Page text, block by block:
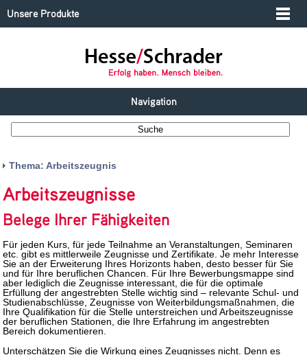
Unsere Produkte
Navigation
Thema: Arbeitszeugnis
Arbeitszeugnisse
Belege Ihrer Fähigkeiten
Für jeden Kurs, für jede Teilnahme an Veranstaltungen, Seminaren
etc. gibt es mittlerweile Zeugnisse und Zertifikate. Je mehr Interesse
Sie an der Erweiterung Ihres Horizonts haben, desto besser für Sie
und für Ihre beruflichen Chancen. Für Ihre Bewerbungsmappe sind
aber lediglich die Zeugnisse interessant, die für die optimale
Erfüllung der angestrebten Stelle wichtig sind – relevante Schul- und
Studienabschlüsse, Zeugnisse von Weiterbildungsmaßnahmen, die
Ihre Qualifikation für die Stelle unterstreichen und Arbeitszeugnisse
der beruflichen Stationen, die Ihre Erfahrung im angestrebten
Bereich dokumentieren.
Unterschätzen Sie die Wirkung eines Zeugnisses nicht. Denn es